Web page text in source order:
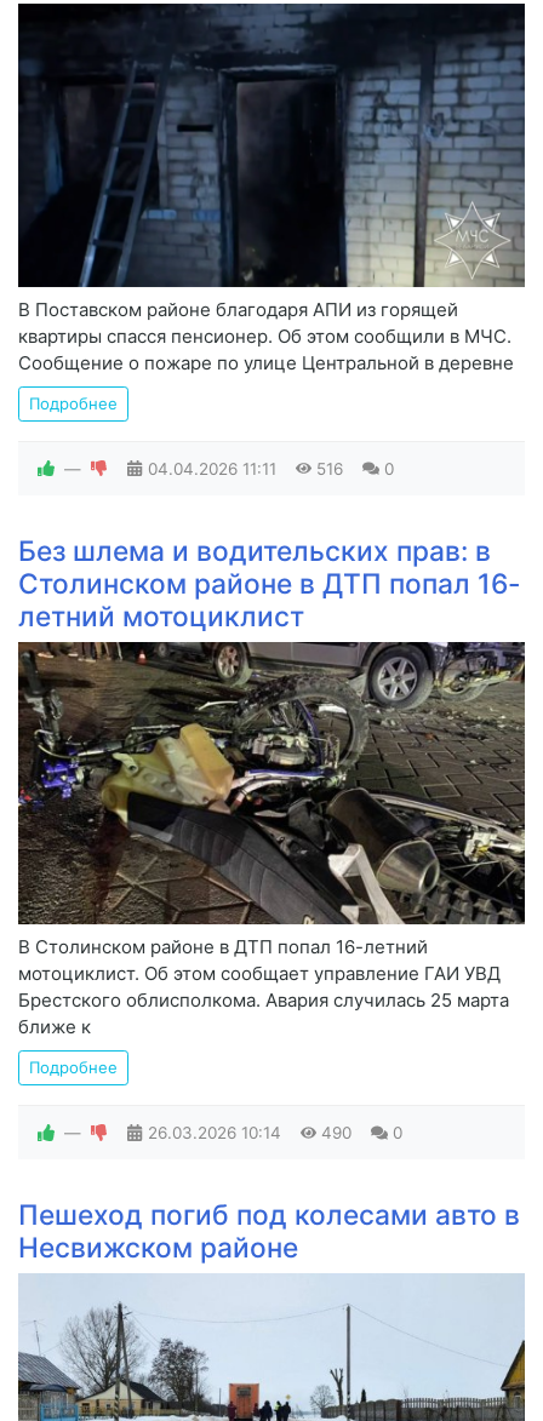
В Поставском районе благодаря АПИ из горящей
квартиры спасся пенсионер. Об этом сообщили в МЧС.
Сообщение о пожаре по улице Центральной в деревне
Подробнее
— 04.04.2026 11:11 516 0
Без шлема и водительских прав: в
Столинском районе в ДТП попал 16-
летний мотоциклист
В Столинском районе в ДТП попал 16-летний
мотоциклист. Об этом сообщает управление ГАИ УВД
Брестского облисполкома. Авария случилась 25 марта
ближе к
Подробнее
— 26.03.2026 10:14 490 0
Пешеход погиб под колесами авто в
Несвижском районе